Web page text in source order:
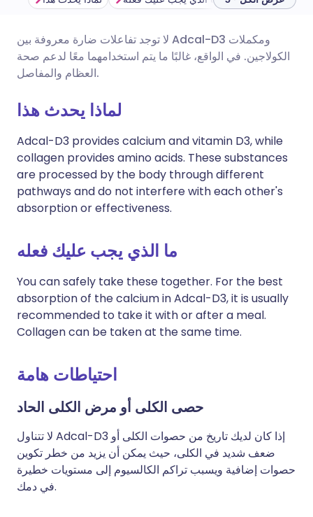
مشاركة عبر البريد الإلكتروني
مشاركة عبر X
مشاركة عبر واتساب
نسخ الرابط
🇬🇧 English 🇩🇪 Deutsch
🇮🇳 हिन्दी 🇮🇱 עברית
🇸🇦 عربي
لا توجد تفاعلات ضارة معروفة بين Adcal-D3 ومكملات
الكولاجين. في الواقع، غالبًا ما يتم استخدامهما معًا لدعم صحة
العظام والمفاصل.
لماذا يحدث هذا
Adcal-D3 provides calcium and vitamin D3, while
collagen provides amino acids. These substances
are processed by the body through different
pathways and do not interfere with each other's
absorption or effectiveness.
ما الذي يجب عليك فعله
You can safely take these together. For the best
absorption of the calcium in Adcal-D3, it is usually
recommended to take it with or after a meal.
Collagen can be taken at the same time.
احتياطات هامة
حصى الكلى أو مرض الكلى الحاد
لا تتناول Adcal-D3 إذا كان لديك تاريخ من حصوات الكلى أو
ضعف شديد في الكلى، حيث يمكن أن يزيد من خطر تكوين
حصوات إضافية ويسبب تراكم الكالسيوم إلى مستويات خطيرة
في دمك.